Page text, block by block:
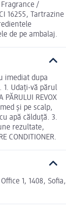
/
16255, Tartrazine
de pe ambalaj.
imediat dupa
1. Udați-vă părul
PĂRULUI REVOX
și pe scalp,
apă călduță. 3.
rezultate,
CONDITIONER.
1, 1408, Sofia,